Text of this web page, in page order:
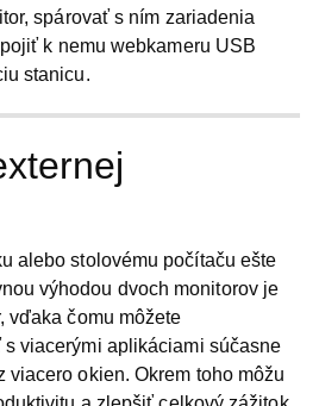
spárovať s ním zariadenia
k nemu webkameru USB
stanicu.
alebo stolovému počítaču ešte
výhodou dvoch monitorov je
vďaka čomu môžete
viacerými aplikáciami súčasne
viacero okien. Okrem toho môžu